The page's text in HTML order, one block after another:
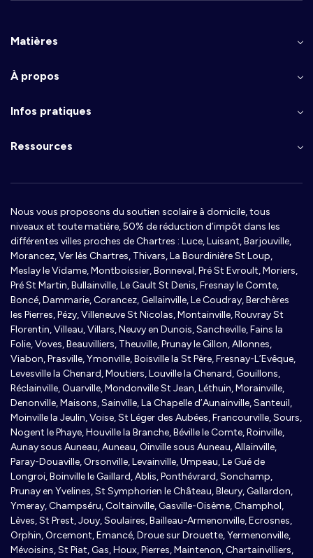
Matières
À propos
Infos pratiques
Ressources
Nous vous proposons du soutien scolaire à domicile, tous
niveaux et toute matière, 50% de réduction d’impôt dans les
différentes villes proches de Chartres : Luce, Luisant, Barjouville,
Morancez, Ver lès Chartres, Thivars, La Bourdinière St Loup,
Meslay le Vidame, Montboissier, Bonneval, Pré St Evroult, Moriers,
Pré St Martin, Bullainville, Le Gault St Denis, Fresnay le Comte,
Boncé, Dammarie, Corancez, Gellainville, Le Coudray, Berchères
les Pierres, Pézy, Villeneuve St Nicolas, Montainville, Rouvray St
Florentin, Villeau, Villars, Neuvy en Dunois, Sancheville, Fains la
Folie, Voves, Beauvilliers, Theuville, Prunay le Gillon, Allonnes,
Viabon, Prasville, Ymonville, Boisville la St Père, Fresnay-L’Evêque,
Levesville la Chenard, Moutiers, Louville la Chenard, Gouillons,
Réclainville, Ouarville, Mondonville St Jean, Léthuin, Morainville,
Denonville, Maisons, Sainville, La Chapelle d’Aunainville, Santeuil,
Moinville la Jeulin, Voise, St Léger des Aubées, Francourville, Sours,
Nogent le Phaye, Houville la Branche, Béville le Comte, Roinville,
Aunay sous Auneau, Auneau, Oinville sous Auneau, Allainville,
Paray-Douaville, Orsonville, Levainville, Umpeau, Le Gué de
Longroi, Boinville le Gaillard, Ablis, Ponthévrard, Sonchamp,
Prunay en Yvelines, St Symphorien le Château, Bleury, Gallardon,
Ymeray, Champséru, Coltainville, Gasville-Oisème, Champhol,
Lèves, St Prest, Jouy, Soulaires, Bailleau-Armenonville, Ecrosnes,
Orphin, Orcemont, Emancé, Droue sur Drouette, Yermenonville,
Mévoisins, St Piat, Gas, Houx, Pierres, Maintenon, Chartainvilliers,